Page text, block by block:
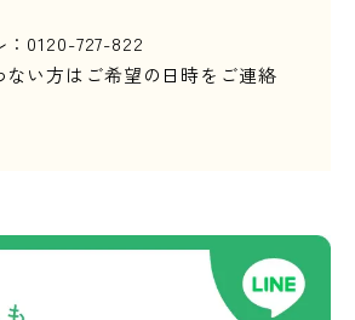
0120-727-822
い方はご希望の日時をご連絡